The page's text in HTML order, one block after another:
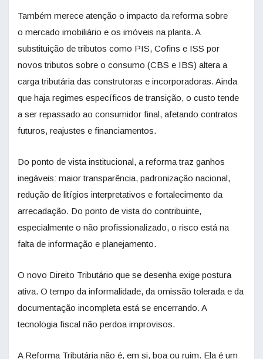
Também merece atenção o impacto da reforma sobre
o mercado imobiliário e os imóveis na planta. A
substituição de tributos como PIS, Cofins e ISS por
novos tributos sobre o consumo (CBS e IBS) altera a
carga tributária das construtoras e incorporadoras. Ainda
que haja regimes específicos de transição, o custo tende
a ser repassado ao consumidor final, afetando contratos
futuros, reajustes e financiamentos.
Do ponto de vista institucional, a reforma traz ganhos
inegáveis: maior transparência, padronização nacional,
redução de litígios interpretativos e fortalecimento da
arrecadação. Do ponto de vista do contribuinte,
especialmente o não profissionalizado, o risco está na
falta de informação e planejamento.
O novo Direito Tributário que se desenha exige postura
ativa. O tempo da informalidade, da omissão tolerada e da
documentação incompleta está se encerrando. A
tecnologia fiscal não perdoa improvisos.
A Reforma Tributária não é, em si, boa ou ruim. Ela é um